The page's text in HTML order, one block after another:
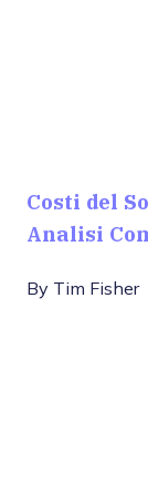
Costi del
Analisi
By Tim Fisher